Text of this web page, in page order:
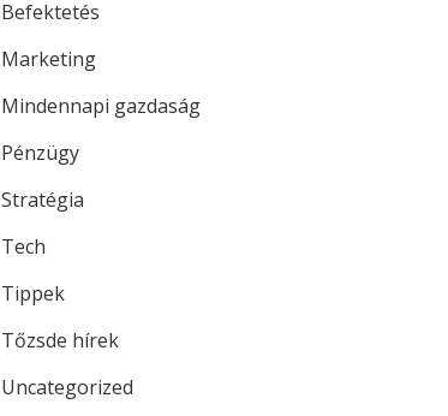
Befektetés
Marketing
Mindennapi gazdaság
Pénzügy
Stratégia
Tech
Tippek
Tőzsde hírek
Uncategorized